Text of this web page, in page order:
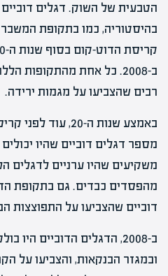
הטבעית של השוק. דגלים דוביים
ב-2008. כל אחת מהתקופות
רבים שהצביעו על מגמות ירידה.
מספר דגלים דוביים שהיו
משקיעים שהיו ערניים לדגלים
מהפסדים כבדים. גם בתקופת
דוביים שהצביעו על התפוצצות
ב-2008, הדגלים הדוביים
ובמגזר הבנקאות, והצביעו על